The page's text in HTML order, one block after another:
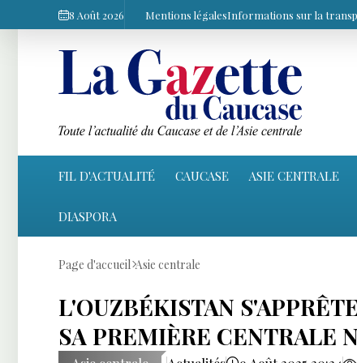
8 Août 2026 Mentions légalesInformations sur la
FIL D'ACTUALITÉ CAUCASE ASIE CENTRALE
DIASPORA
Page d'accueil Asie centrale
L'OUZBÉKISTAN
SA PREMIÈRE CENTRALE